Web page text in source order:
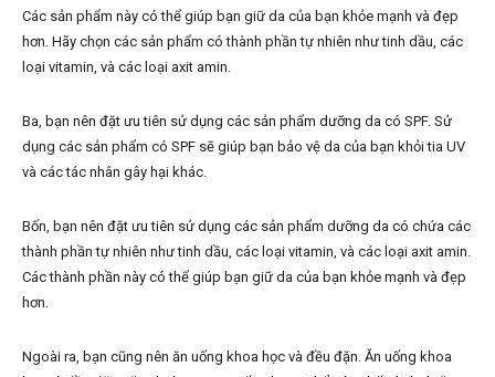
Các sản phẩm này có thể giúp bạn giữ da của bạn khỏe mạnh và đẹp
hơn. Hãy chọn các sản phẩm có thành phần tự nhiên như tinh dầu, các
loại vitamin, và các loại axit amin.
Ba, bạn nên đặt ưu tiên sử dụng các sản phẩm dưỡng da có SPF. Sử
dụng các sản phẩm có SPF sẽ giúp bạn bảo vệ da của bạn khỏi tia UV
và các tác nhân gây hại khác.
Bốn, bạn nên đặt ưu tiên sử dụng các sản phẩm dưỡng da có chứa các
thành phần tự nhiên như tinh dầu, các loại vitamin, và các loại axit amin.
Các thành phần này có thể giúp bạn giữ da của bạn khỏe mạnh và đẹp
hơn.
Ngoài ra, bạn cũng nên ăn uống khoa học và đều đặn. Ăn uống khoa